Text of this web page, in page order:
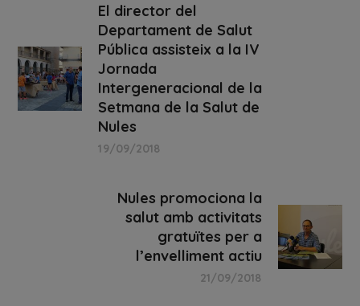
El director del
Departament de Salut
Pública assisteix a la IV
Jornada
Intergeneracional de la
Setmana de la Salut de
Nules
19/09/2018
Nules promociona la
salut amb activitats
gratuïtes per a
l’envelliment actiu
21/09/2018